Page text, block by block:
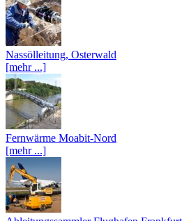
Nassölleitung, Osterwald
[mehr ...]
Fernwärme Moabit-Nord
[mehr ...]